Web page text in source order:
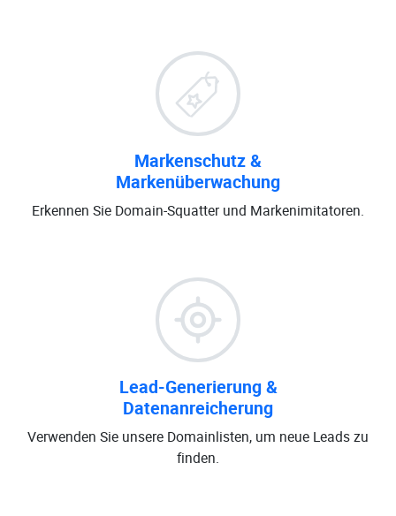
Markenschutz &
Markenüberwachung
Erkennen Sie Domain-Squatter und Markenimitatoren.
Lead-Generierung &
Datenanreicherung
Verwenden Sie unsere Domainlisten, um neue Leads zu
finden.